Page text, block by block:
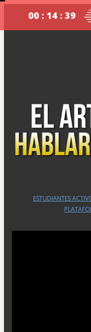
00 : 14 : 38
ESTUDIANTES